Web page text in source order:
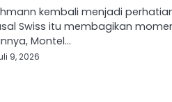
kembali menjadi
Swiss itu membagikan
Montel…
9, 2026